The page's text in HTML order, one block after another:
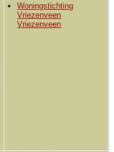
Woningstichting
Vriezenveen
Vriezenveen